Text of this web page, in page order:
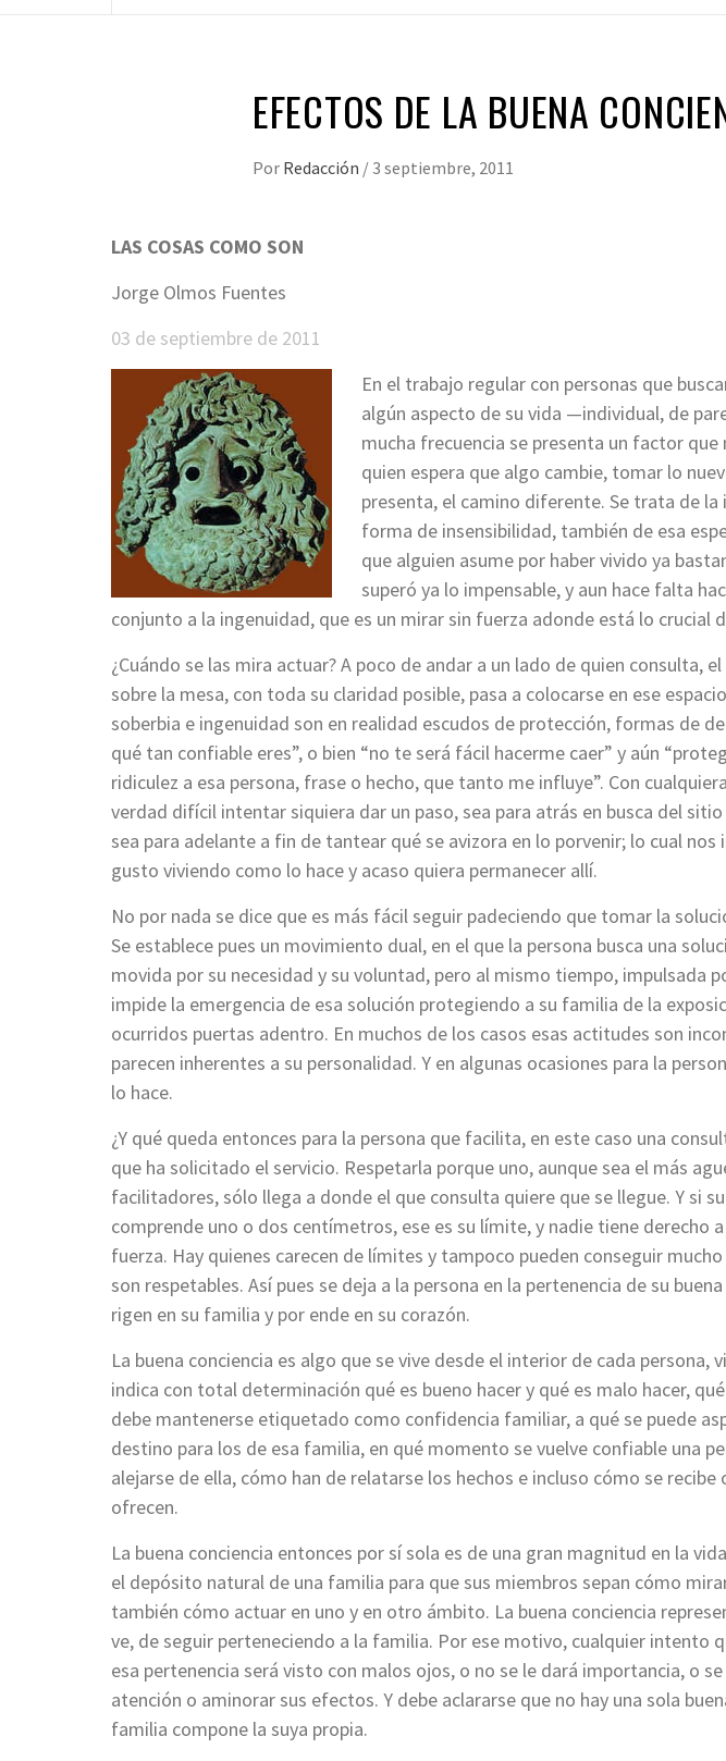
EFECTOS DE LA BUENA
Por Redacción / 3 septiembre, 2011
LAS COSAS COMO SON
Jorge Olmos Fuentes
03 de septiembre de 2011
En el trabajo regular con personas que
algún aspecto de su vida —individual, de
mucha frecuencia se presenta un factor que
quien espera que algo cambie, tomar lo
presenta, el camino diferente. Se trata de la
forma de insensibilidad, también de esa
que alguien asume por haber vivido ya
superó ya lo impensable, y aun hace falta
conjunto a la ingenuidad, que es un mirar sin fuerza adonde está lo crucial
¿Cuándo se las mira actuar? A poco de andar a un lado de quien consulta,
sobre la mesa, con toda su claridad posible, pasa a colocarse en ese
soberbia e ingenuidad son en realidad escudos de protección, formas de
qué tan confiable eres”, o bien “no te será fácil hacerme caer” y aún
ridiculez a esa persona, frase o hecho, que tanto me influye”. Con
verdad difícil intentar siquiera dar un paso, sea para atrás en busca del
sea para adelante a fin de tantear qué se avizora en lo porvenir; lo cual nos
gusto viviendo como lo hace y acaso quiera permanecer allí.
No por nada se dice que es más fácil seguir padeciendo que tomar la
Se establece pues un movimiento dual, en el que la persona busca una
movida por su necesidad y su voluntad, pero al mismo tiempo, impulsada
impide la emergencia de esa solución protegiendo a su familia de la
ocurridos puertas adentro. En muchos de los casos esas actitudes son
parecen inherentes a su personalidad. Y en algunas ocasiones para la
lo hace.
¿Y qué queda entonces para la persona que facilita, en este caso una
que ha solicitado el servicio. Respetarla porque uno, aunque sea el más
facilitadores, sólo llega a donde el que consulta quiere que se llegue. Y si
comprende uno o dos centímetros, ese es su límite, y nadie tiene derecho
fuerza. Hay quienes carecen de límites y tampoco pueden conseguir
son respetables. Así pues se deja a la persona en la pertenencia de su
rigen en su familia y por ende en su corazón.
La buena conciencia es algo que se vive desde el interior de cada persona,
indica con total determinación qué es bueno hacer y qué es malo hacer,
debe mantenerse etiquetado como confidencia familiar, a qué se puede
destino para los de esa familia, en qué momento se vuelve confiable una
alejarse de ella, cómo han de relatarse los hechos e incluso cómo se
ofrecen.
La buena conciencia entonces por sí sola es de una gran magnitud en la
el depósito natural de una familia para que sus miembros sepan cómo
también cómo actuar en uno y en otro ámbito. La buena conciencia
ve, de seguir perteneciendo a la familia. Por ese motivo, cualquier intento
esa pertenencia será visto con malos ojos, o no se le dará importancia, o
atención o aminorar sus efectos. Y debe aclararse que no hay una sola
familia compone la suya propia.